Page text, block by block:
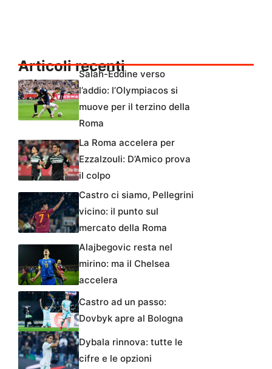
Articoli recenti
Salah-Eddine verso
l’addio: l’Olympiacos si
muove per il terzino della
Roma
La Roma accelera per
Ezzalzouli: D’Amico prova
il colpo
Castro ci siamo, Pellegrini
vicino: il punto sul
mercato della Roma
Alajbegovic resta nel
mirino: ma il Chelsea
accelera
Castro ad un passo:
Dovbyk apre al Bologna
Dybala rinnova: tutte le
cifre e le opzioni